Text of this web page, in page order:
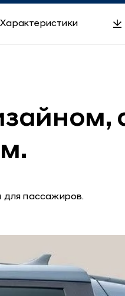
Характеристики
для пассажиров.